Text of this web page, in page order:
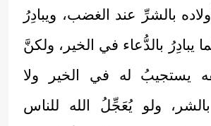
بالشرِّ عند الغضب، ويبادِرُ
يبادِرُ بالدُّعاء في الخير، ولكنَّ
يستجيبُ له في الخير ولا
ولو يُعَجِّلُ الله للناس